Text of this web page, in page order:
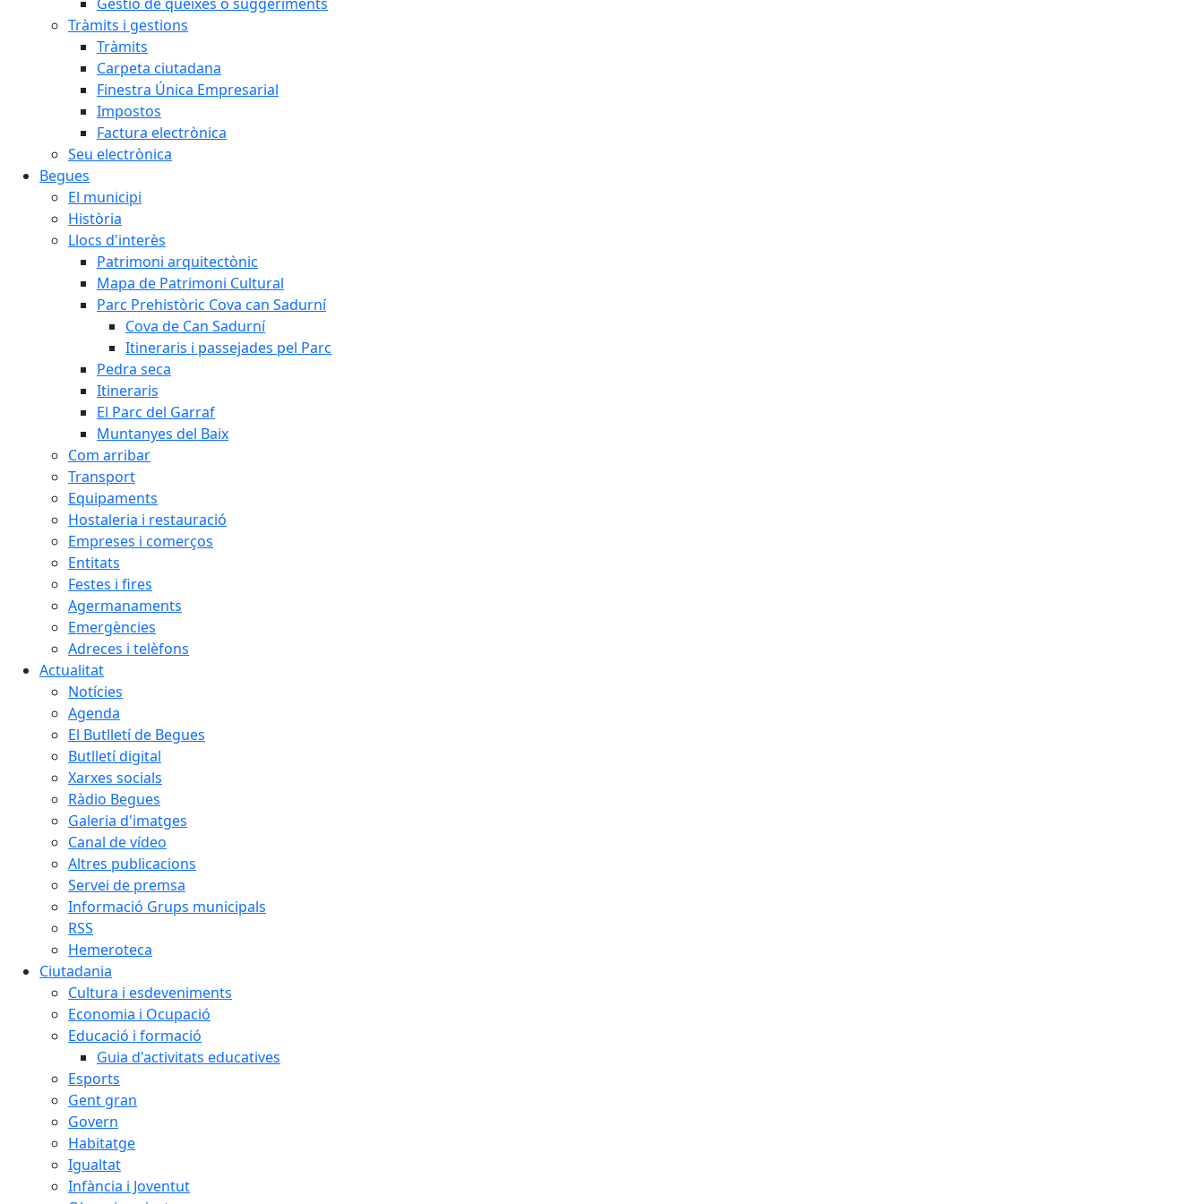
Tràmits i gestions
Tràmits
Carpeta ciutadana
Finestra Única Empresarial
Impostos
Factura electrònica
Seu electrònica
Begues
El municipi
Història
Llocs d'interès
Patrimoni arquitectònic
Mapa de Patrimoni Cultural
Parc Prehistòric Cova can Sadurní
Cova de Can Sadurní
Itineraris i passejades pel Parc
Pedra seca
Itineraris
El Parc del Garraf
Muntanyes del Baix
Com arribar
Transport
Equipaments
Hostaleria i restauració
Empreses i comerços
Entitats
Festes i fires
Agermanaments
Emergències
Adreces i telèfons
Actualitat
Notícies
Agenda
El Butlletí de Begues
Butlletí digital
Xarxes socials
Ràdio Begues
Galeria d'imatges
Canal de vídeo
Altres publicacions
Servei de premsa
Informació Grups municipals
RSS
Hemeroteca
Ciutadania
Cultura i esdeveniments
Economia i Ocupació
Educació i formació
Guia d'activitats educatives
Esports
Gent gran
Govern
Habitatge
Igualtat
Infància i Joventut